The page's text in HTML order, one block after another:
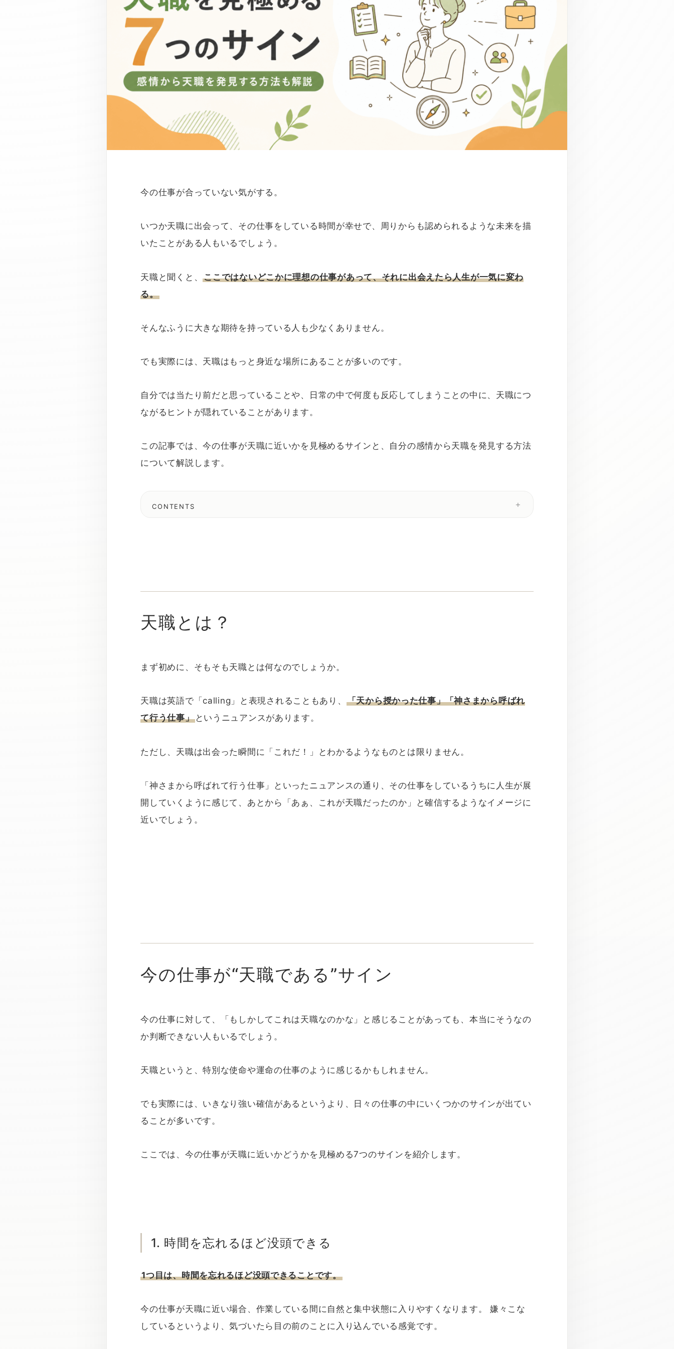
今の仕事が合っていない気がする。
いつか天職に出会って、その仕事をしている時間が幸せで、周りからも認められるような未来を描
いたことがある人もいるでしょう。
天職と聞くと、ここではないどこかに理想の仕事があって、それに出会えたら人生が一気に変わ
る。
そんなふうに大きな期待を持っている人も少なくありません。
でも実際には、天職はもっと身近な場所にあることが多いのです。
自分では当たり前だと思っていることや、日常の中で何度も反応してしまうことの中に、天職につ
ながるヒントが隠れていることがあります。
この記事では、今の仕事が天職に近いかを見極めるサインと、自分の感情から天職を発見する方法
について解説します。
CONTENTS
天職とは？
まず初めに、そもそも天職とは何なのでしょうか。
天職は英語で「calling」と表現されることもあり、
「天から授かった仕事」「神さまから呼ばれ
て行う仕事」というニュアンスがあります。
ただし、天職は出会った瞬間に「これだ！」とわかるようなものとは限りません。
「神さまから呼ばれて行う仕事」といったニュアンスの通り、その仕事をしているうちに人生が展
開していくように感じて、あとから「あぁ、これが天職だったのか」と確信するようなイメージに
近いでしょう。
今の仕事が“天職である”サイン
今の仕事に対して、「もしかしてこれは天職なのかな」と感じることがあっても、本当にそうなの
か判断できない人もいるでしょう。
天職というと、特別な使命や運命の仕事のように感じるかもしれません。
でも実際には、いきなり強い確信があるというより、日々の仕事の中にいくつかのサインが出てい
ることが多いです。
ここでは、今の仕事が天職に近いかどうかを見極める7つのサインを紹介します。
1. 時間を忘れるほど没頭できる
1つ目は、時間を忘れるほど没頭できることです。
今の仕事が天職に近い場合、作業している間に自然と集中状態に入りやすくなります。 嫌々こな
しているというより、気づいたら目の前のことに入り込んでいる感覚です。